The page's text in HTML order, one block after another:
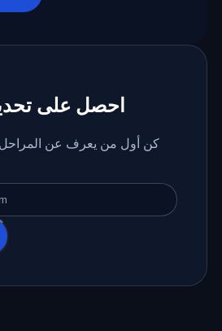
احصل على
كن أول من يعرف عن المراحل